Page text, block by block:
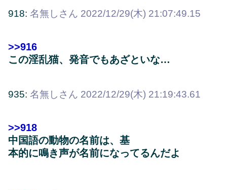
918: 名無しさん 2022/12/29(木) 21:07:49.15
>>916
この淫乱猫、発音でもあざといな…
935: 名無しさん 2022/12/29(木) 21:19:43.61
>>918
中国語の動物の名前は、基
本的に鳴き声が名前になってるんだよ